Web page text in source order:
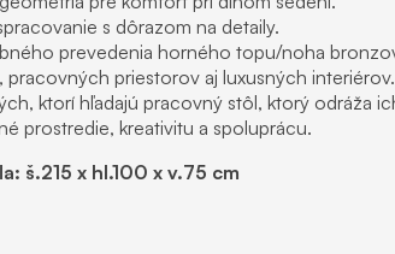
s dôrazom na detaily.
prevedenia horného topu/noha
pracovných priestorov aj luxusných interiérov.
ktorí hľadajú pracovný stôl, ktorý odráža
prostredie, kreativitu a spoluprácu.
š.215 x hl.100 x v.75 cm